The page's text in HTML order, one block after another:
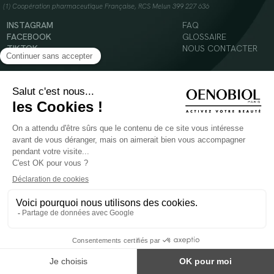
(1) Coopération pharmaceutique Française, RCS Melun 399 227 636
INSTAGRAM
FACEBOOK
TIKTOK
YOUTUBE
FAQ
GLOSSAIRE
NOUS CONTACTER
© 2024 Oenobiol Paris
Mentions légales
Politique en matière de cookies
POUR VOTRE SANTÉ, MANGEZ AU MOINS CINQ FRUITS ET LÉGUMES PAR JOUR -
Les complément alimentaires doivent être utilisés dans le cadre d'un mode de vie sain et
ne pas être utilisés comme substituts d'un régimes alimentaire varié et équilibré.